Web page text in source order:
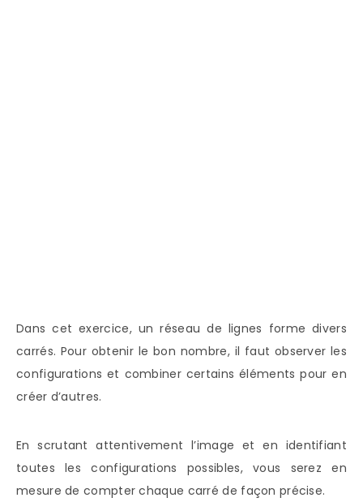
Dans cet exercice, un réseau de lignes forme divers
carrés. Pour obtenir le bon nombre, il faut observer les
configurations et combiner certains éléments pour en
créer d’autres.
En scrutant attentivement l’image et en identifiant
toutes les configurations possibles, vous serez en
mesure de compter chaque carré de façon précise.